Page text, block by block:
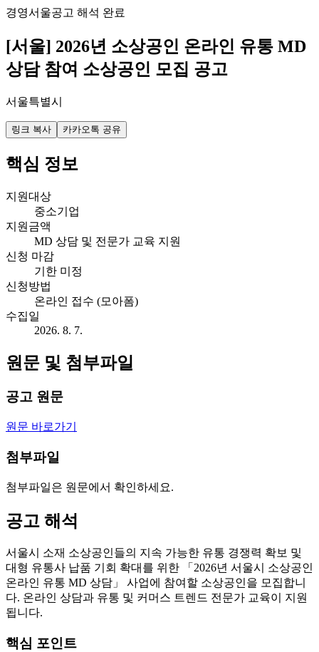
경영서울공고 해석 완료
[서울] 2026년 소상공인 온라인 유통 MD
상담 참여 소상공인 모집 공고
서울특별시
링크 복사 카카오톡 공유
핵심 정보
지원대상
중소기업
지원금액
MD 상담 및 전문가 교육 지원
신청 마감
기한 미정
신청방법
온라인 접수 (모아폼)
수집일
2026. 8. 7.
원문 및 첨부파일
공고 원문
원문 바로가기
첨부파일
첨부파일은 원문에서 확인하세요.
공고 해석
서울시 소재 소상공인들의 지속 가능한 유통 경쟁력 확보 및
대형 유통사 납품 기회 확대를 위한 「2026년 서울시 소상공인
온라인 유통 MD 상담」 사업에 참여할 소상공인을 모집합니
다. 온라인 상담과 유통 및 커머스 트렌드 전문가 교육이 지원
됩니다.
핵심 포인트